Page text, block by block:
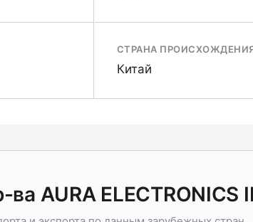
СТРАНА
Китай
AURA ELECTRONICS